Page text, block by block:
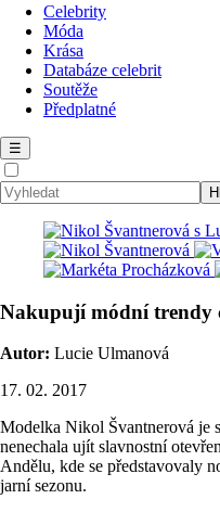
Celebrity
Móda
Krása
Databáze celebrit
Soutěže
Předplatné
☰
Nakupují módní trendy
Autor: Lucie Ulmanová
17. 02. 2017
Modelka Nikol Švantnerová je
nenechala ujít slavnostní
Andělu, kde se představovaly
jarní sezonu.